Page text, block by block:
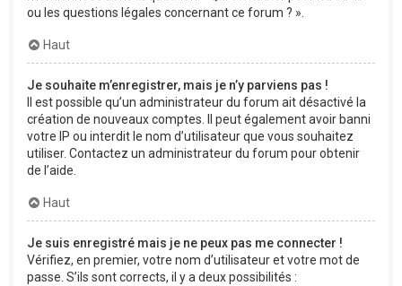
ou les questions légales concernant ce forum ? ».
Haut
Je souhaite m’enregistrer, mais je n’y parviens pas !
Il est possible qu’un administrateur du forum ait désactivé la
création de nouveaux comptes. Il peut également avoir banni
votre IP ou interdit le nom d’utilisateur que vous souhaitez
utiliser. Contactez un administrateur du forum pour obtenir
de l’aide.
Haut
Je suis enregistré mais je ne peux pas me connecter !
Vérifiez, en premier, votre nom d’utilisateur et votre mot de
passe. S’ils sont corrects, il y a deux possibilités :